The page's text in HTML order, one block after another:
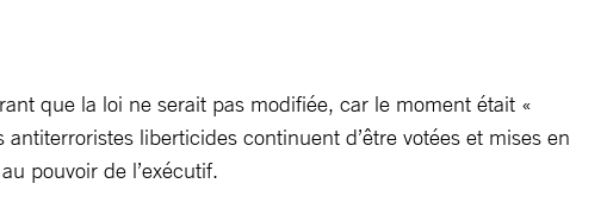
que la loi ne serait pas modifiée, car le moment était «
liberticides continuent d’être votées et mises en
pouvoir de l’exécutif.